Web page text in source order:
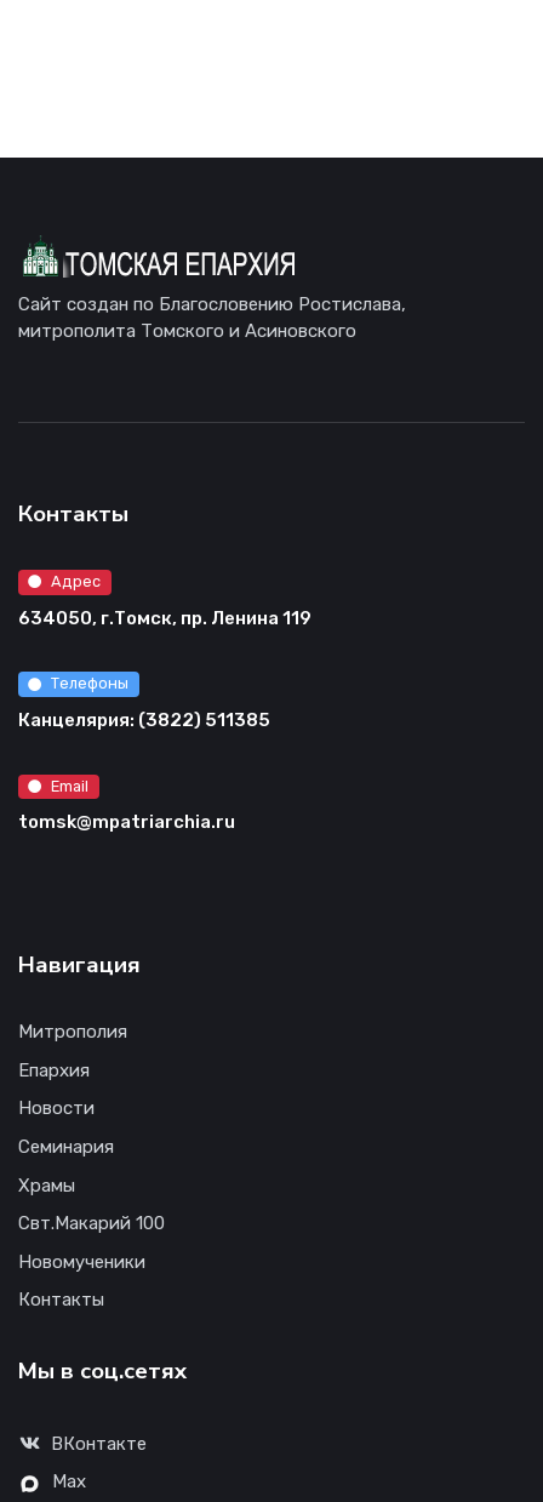
Сайт создан по Благословению Ростислава,
митрополита Томского и Асиновского
Контакты
Адрес
634050, г.Томск, пр. Ленина 119
Телефоны
Канцелярия: (3822) 511385
Email
tomsk@mpatriarchia.ru
Навигация
Митрополия
Епархия
Новости
Семинария
Храмы
Свт.Макарий 100
Новомученики
Контакты
Мы в соц.сетях
ВКонтакте
Max